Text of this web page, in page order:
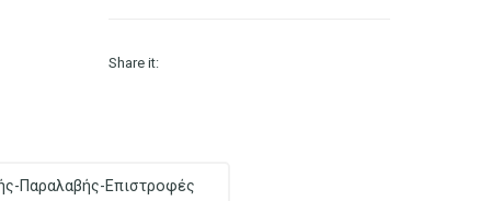
Share it:
Παραλαβής-Επιστροφές